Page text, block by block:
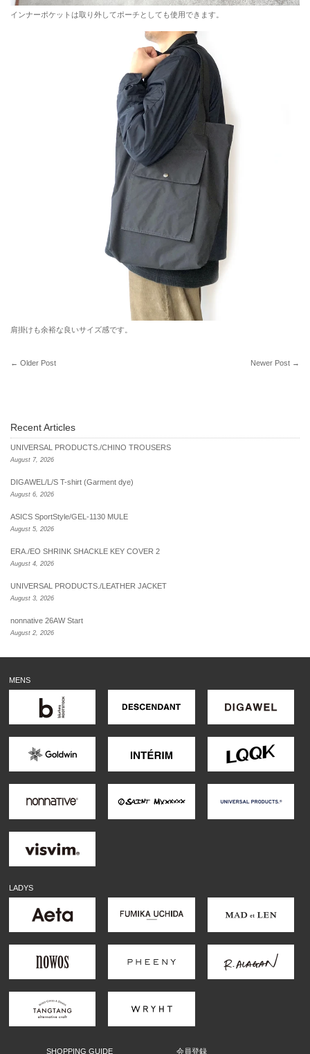
インナーポケットは取り外してポーチとしても使用できます。
肩掛けも余裕な良いサイズ感です。
← Older Post Newer Post →
Recent Articles
UNIVERSAL PRODUCTS./CHINO TROUSERS
August 7, 2026
DIGAWEL/L/S T-shirt (Garment dye)
August 6, 2026
ASICS SportStyle/GEL-1130 MULE
August 5, 2026
ERA./EO SHRINK SHACKLE KEY COVER 2
August 4, 2026
UNIVERSAL PRODUCTS./LEATHER JACKET
August 3, 2026
nonnative 26AW Start
August 2, 2026
MENS
LADYS
SHOPPING GUIDE 会員登録